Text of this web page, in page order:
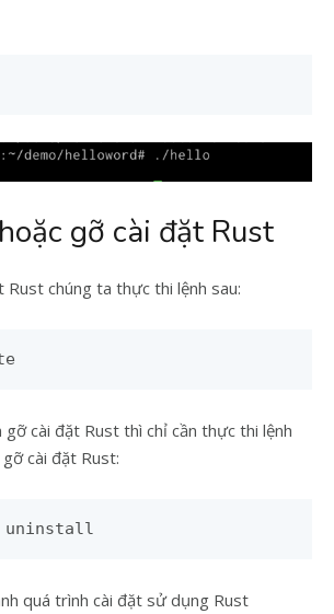
gỡ cài đặt Rust
chúng ta thực thi lệnh sau:
gỡ cài đặt Rust thì chỉ cần thực thi lệnh
cài đặt Rust:
quá trình cài đặt sử dụng Rust